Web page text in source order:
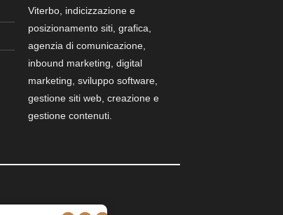
Viterbo, indicizzazione e
posizionamento siti, grafica,
agenzia di comunicazione,
inbound marketing, digital
marketing, sviluppo software,
gestione siti web, creazione e
gestione contenuti.